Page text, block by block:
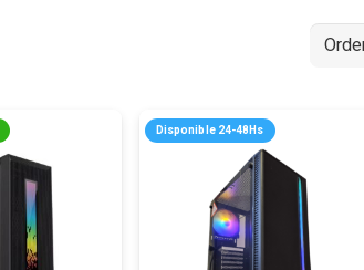
Disponible 24-48Hs